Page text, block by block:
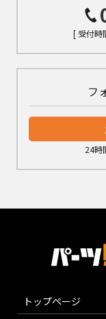
[ 受付時
フ
24時
トップページ